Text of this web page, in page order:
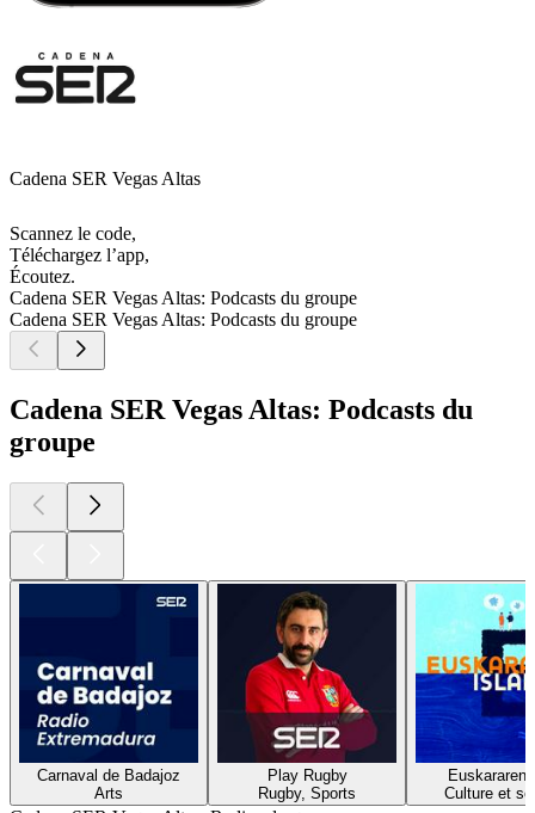
Cadena SER Vegas Altas
Scannez le code,
Téléchargez l’app,
Écoutez.
Cadena SER Vegas Altas: Podcasts du groupe
Cadena SER Vegas Altas: Podcasts du groupe
Cadena SER Vegas Altas: Podcasts du
groupe
Carnaval de Badajoz
Arts
Play Rugby
Rugby, Sports
Euskararen
Culture et